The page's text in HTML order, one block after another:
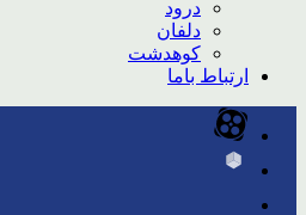
درود
دلفان
کوهدشت
ارتباط باما